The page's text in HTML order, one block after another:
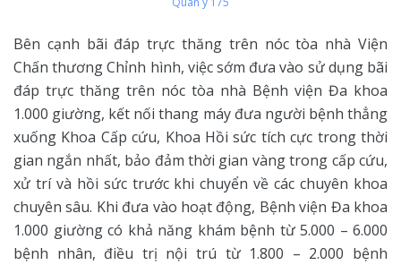
Bên cạnh bãi đáp trực thăng trên nóc tòa nhà Viện
Chấn thương Chỉnh hình, việc sớm đưa vào sử dụng bãi
đáp trực thăng trên nóc tòa nhà Bệnh viện Đa khoa
1.000 giường, kết nối thang máy đưa người bệnh thẳng
xuống Khoa Cấp cứu, Khoa Hồi sức tích cực trong thời
gian ngắn nhất, bảo đảm thời gian vàng trong cấp cứu,
xử trí và hồi sức trước khi chuyển về các chuyên khoa
chuyên sâu. Khi đưa vào hoạt động, Bệnh viện Đa khoa
1.000 giường có khả năng khám bệnh từ 5.000 – 6.000
bệnh nhân, điều trị nội trú từ 1.800 – 2.000 bệnh